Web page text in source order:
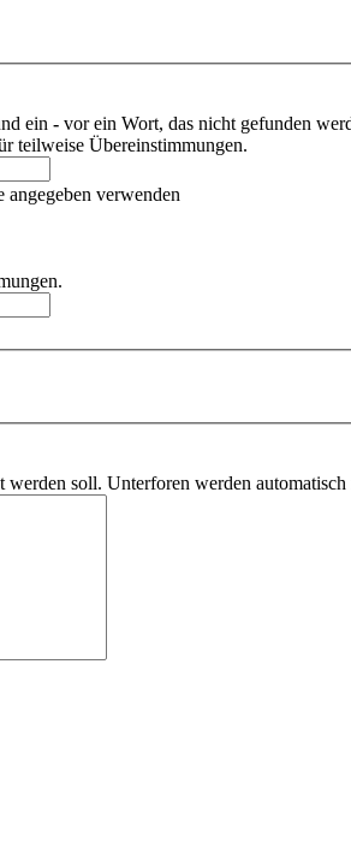
ein - vor ein Wort, das nicht gefunden
teilweise Übereinstimmungen.
verwenden
werden soll. Unterforen werden